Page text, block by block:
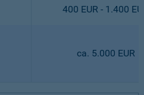
400 EUR - 1.400
ca. 5.000 EUR